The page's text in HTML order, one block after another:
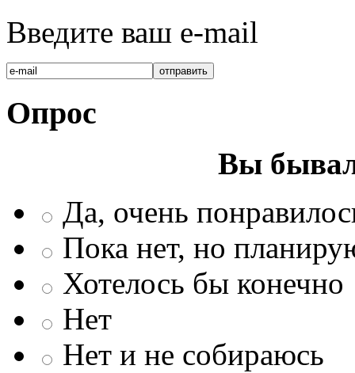
Введите ваш e-mail
Опрос
Вы
Да, очень
Пока нет, но
Хотелось бы конечно
Нет
Нет и не собираюсь